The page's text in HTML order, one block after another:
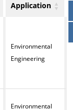
Application
Environmental
Engineering
Environmental